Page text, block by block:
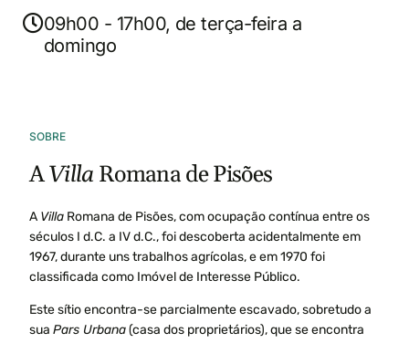
09h00 - 17h00, de terça-feira a
domingo
SOBRE
AVilla Romana de Pisões
A Villa Romana de Pisões, com ocupação contínua entre os
séculos I d.C. a IV d.C., foi descoberta acidentalmente em
1967, durante uns trabalhos agrícolas, e em 1970 foi
classificada como Imóvel de Interesse Público.
Este sítio encontra-se parcialmente escavado, sobretudo a
suaPars Urbana(casa dos proprietários), que se encontra